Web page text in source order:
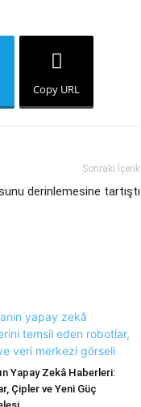
Copy URL
Sonraki İçerik
derinlemesine tartıştı
Yapay Zekâ Haberleri:
Çipler ve Yeni Güç